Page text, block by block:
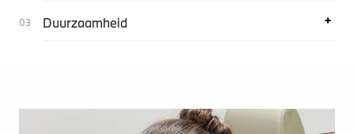
Duurzaamheid